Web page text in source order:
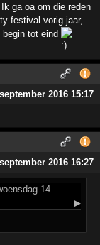
ga oa om die reden
festival vorig jaar,
tot eind
2016 15:17
2016 16:27
14
▶